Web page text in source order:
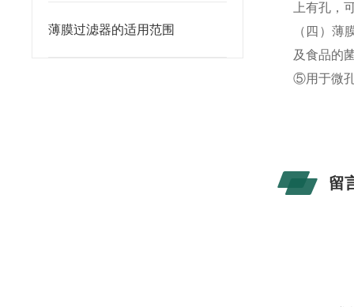
薄膜过滤器的适用范围
上有孔，
（四）
及食品的
⑤用于微
留